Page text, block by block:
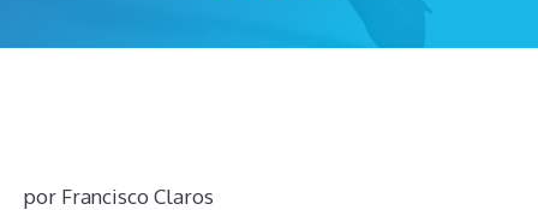
por Francisco Claros